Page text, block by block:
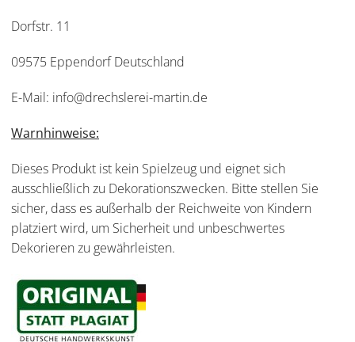
Dorfstr. 11
09575 Eppendorf Deutschland
E-Mail: info@drechslerei-martin.de
Warnhinweise:
Dieses Produkt ist kein Spielzeug und eignet sich
ausschließlich zu Dekorationszwecken. Bitte stellen Sie
sicher, dass es außerhalb der Reichweite von Kindern
platziert wird, um Sicherheit und unbeschwertes
Dekorieren zu gewährleisten.